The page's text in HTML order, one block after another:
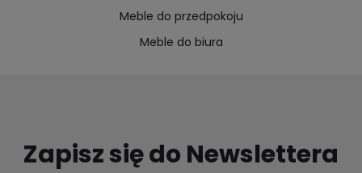
Meble do przedpokoju
Meble do biura
Zapisz się do Newslettera